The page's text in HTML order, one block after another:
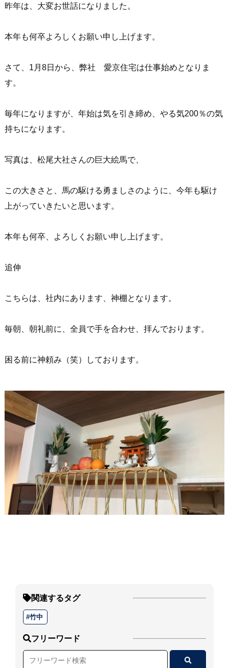
昨年は、大変お世話になりました。
本年も何卒よろしくお願い申し上げます。
さて、1月8日から、弊社 愛京住宅は仕事始めとなりま
す。
毎年になりますが、年始は気を引き締め、やる気200％の気
持ちになります。
写真は、松尾大社さんの巨大絵馬で、
この大きさと、馬の駆ける勇ましさのように、今年も駆け
上がっていきたいと思います。
本年も何卒、よろしくお願い申し上げます。
追伸
こちらは、社内にあります、神棚となります。
毎朝、朝礼前に、全員で手を合わせ、拝んでおります。
困る前に神頼み（笑）しております。
関連するタグ
竹中
フリーワード